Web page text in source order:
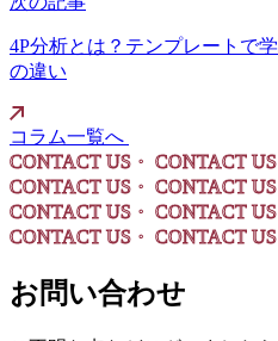
4P分析とは？テンプレートで
の違い
コラム一覧へ
CONTACT US・ CONTACT US
CONTACT US・ CONTACT US
CONTACT US・ CONTACT US
CONTACT US・ CONTACT US
お問い合わせ